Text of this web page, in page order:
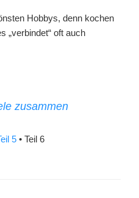
Hobbys, denn kochen
„verbindet“ oft auch
zusammen
5 • Teil 6